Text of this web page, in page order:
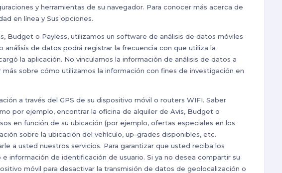
y herramientas de su navegador. Para conocer más acerca de
en línea y Sus opciones.
Budget o Payless, utilizamos un software de análisis de datos móviles
de datos podrá registrar la frecuencia con que utiliza la
la aplicación. No vinculamos la información de análisis de datos a
sobre cómo utilizamos la información con fines de investigación en
a través del GPS de su dispositivo móvil o routers WIFI. Saber
por ejemplo, encontrar la oficina de alquiler de Avis, Budget o
en función de su ubicación (por ejemplo, ofertas especiales en los
sobre la ubicación del vehículo, up-grades disponibles, etc.
a usted nuestros servicios. Para garantizar que usted reciba los
información de identificación de usuario. Si ya no desea compartir su
móvil para desactivar la transmisión de datos de geolocalización o